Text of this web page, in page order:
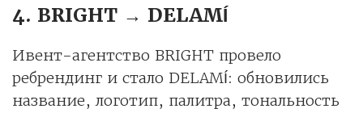
4. BRIGHT → DELAMÍ
Ивент-агентство BRIGHT провело
ребрендинг и стало DELAMÍ: обновились
название, логотип, палитра, тональность